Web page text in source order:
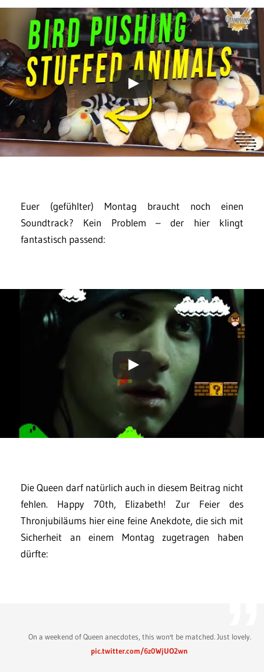
Euer (gefühlter) Montag braucht noch einen
Soundtrack? Kein Problem – der hier klingt
fantastisch passend:
Die Queen darf natürlich auch in diesem Beitrag nicht
fehlen. Happy 70th, Elizabeth! Zur Feier des
Thronjubiläums hier eine feine Anekdote, die sich mit
Sicherheit an einem Montag zugetragen haben
dürfte:
On a weekend of Queen anecdotes, this won't be matched. Just lovely.
pic.twitter.com/6z0WjUO2wn